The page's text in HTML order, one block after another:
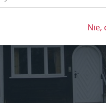
Nie,